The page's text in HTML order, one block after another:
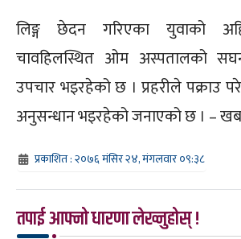
लिङ्ग छेदन गरिएका युवाको
चावहिलस्थित ओम अस्पतालको
उपचार भइरहेको छ । प्रहरीले पक्राउ
अनुसन्धान भइरहेको जनाएको छ । –
प्रकाशित : २०७६ मंसिर २४, मंगलवार ०९:३८
तपाई आफ्नो धारणा लेख्नुहोस् !